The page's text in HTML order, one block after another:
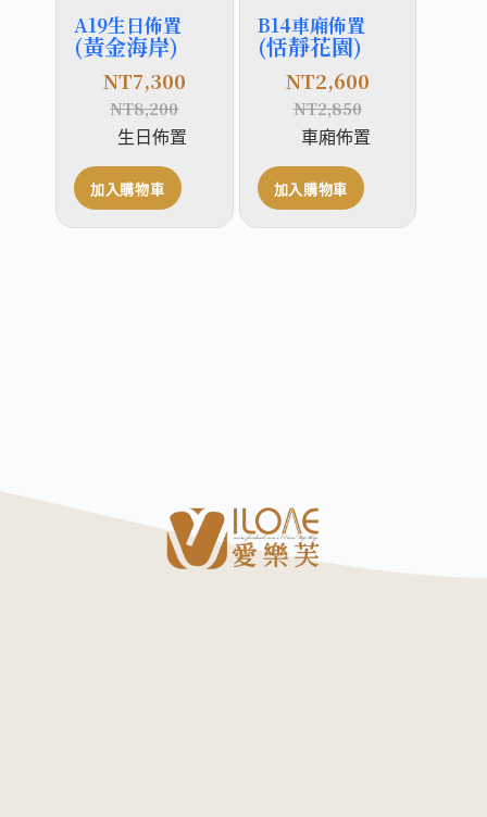
A19生日佈置
(黃金海岸)
NT8,200
NT7,300
生日佈置
加入購物車
B14車廂佈置
(恬靜花園)
NT2,850
NT2,600
車廂佈置
加入購物車